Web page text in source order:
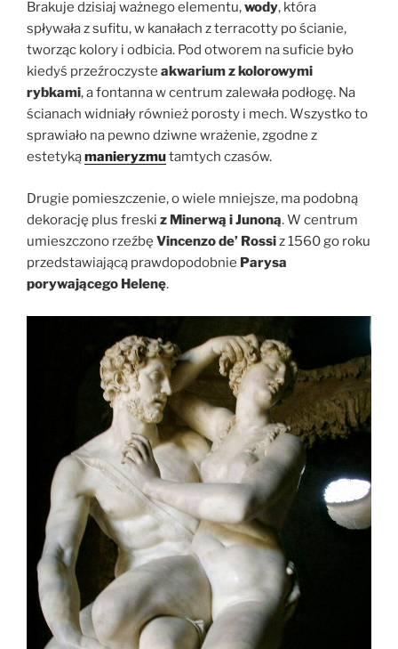
Brakuje dzisiaj ważnego elementu,wody, która
spływała z sufitu, w kanałach z terracotty po ścianie,
tworząc kolory i odbicia. Pod otworem na suficie było
kiedyś przeźroczyste akwarium z kolorowymi
rybkami, a fontanna w centrum zalewała podłogę. Na
ścianach widniały również porosty i mech. Wszystko to
sprawiało na pewno dziwne wrażenie, zgodne z
estetykąmanieryzmutamtych czasów.
Drugie pomieszczenie, o wiele mniejsze, ma podobną
dekorację plus freski z Minerwą i Junoną. W centrum
umieszczono rzeźbę Vincenzo de’ Rossiz 1560 go roku
przedstawiającą prawdopodobnie Parysa
porywającego Helenę.